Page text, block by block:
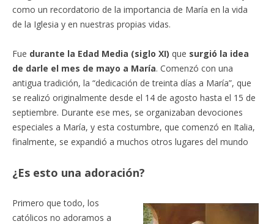
como un recordatorio de la importancia de María en la vida
de la Iglesia y en nuestras propias vidas.
Fue durante la Edad Media (siglo XI) que surgió la idea
de darle el mes de mayo a María. Comenzó con una
antigua tradición, la “dedicación de treinta días a María”, que
se realizó originalmente desde el 14 de agosto hasta el 15 de
septiembre. Durante ese mes, se organizaban devociones
especiales a María, y esta costumbre, que comenzó en Italia,
finalmente, se expandió a muchos otros lugares del mundo
¿Es esto una adoración?
Primero que todo, los
católicos no adoramos a